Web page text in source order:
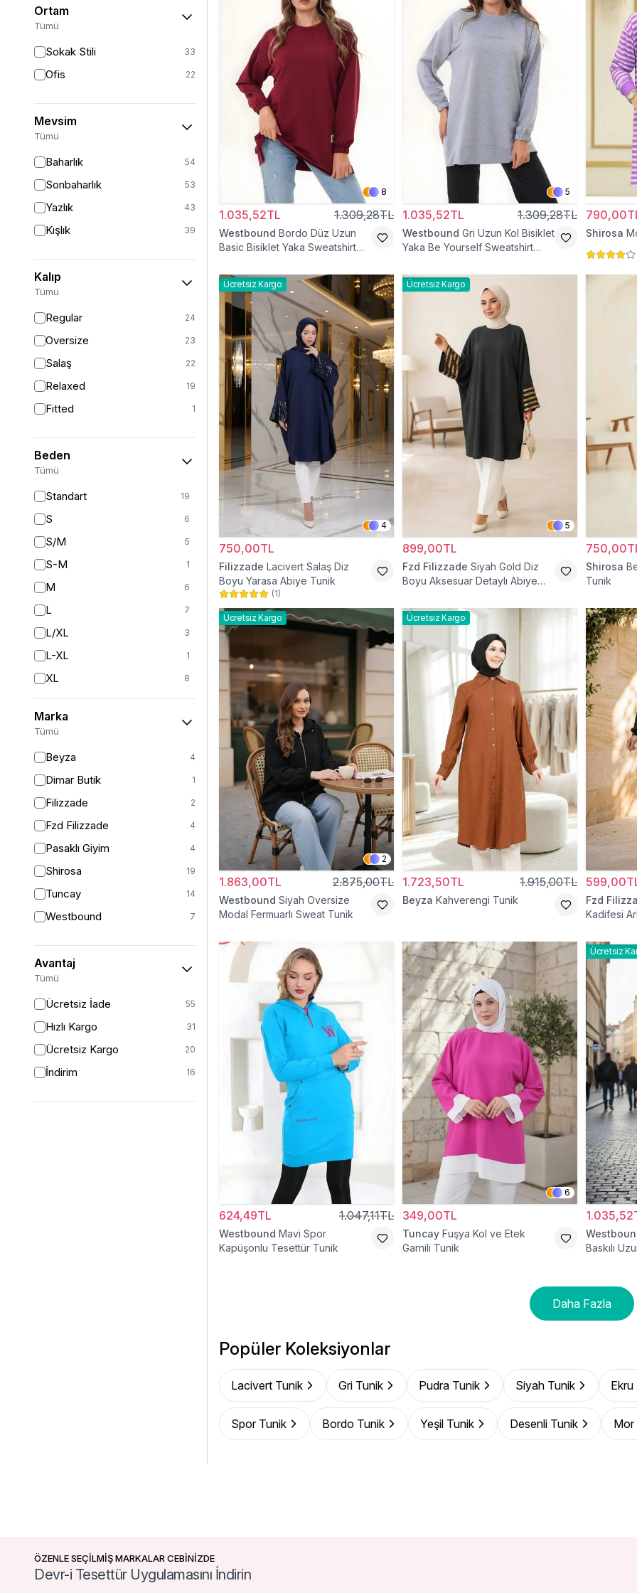
3
Gümüş
Ortam
Tümü
Sokak Stili 33
Ofis 22
Mevsim
Tümü
Baharlık 54
Sonbaharlık 53
Yazlık 43
Kışlık 39
Kalıp
Tümü
Regular 24
Oversize 23
Salaş 22
Relaxed 19
Fitted 1
Beden
Tümü
Standart 19
S 6
S/M 5
S-M 1
M 6
L 7
L/XL 3
L-XL 1
XL 8
2XL 7
XXLLNG 1
46 7
46/48
48
50
Marka
Tümü
Beyza 4
Dimar Butik 1
Filizzade 2
Fzd Filizzade 4
Pasaklı Giyim 4
Shirosa 19
Tuncay 14
Westbound 7
Avantaj
Tümü
Ücretsiz İade 55
Hızlı Kargo 31
Ücretsiz Kargo 20
İndirim 16
8
1.035,52TL 1.309,28TL
Westbound Bordo Düz Uzun
Basic Bisiklet Yaka Sweatshirt
5
1.035,52TL 1.309,28TL
Westbound Gri Uzun Kol Bisiklet
Yaka Be Yourself Sweatshirt
Shirosa
Ücretsiz Kargo
4
750,00TL
Filizzade Lacivert Salaş Diz
Boyu Yarasa Abiye Tunik
(1)
Ücretsiz Kargo
5
899,00TL
Fzd Filizzade Siyah Gold Diz
Boyu Aksesuar Detaylı Abiye
Shirosa
Tunik
Ücretsiz Kargo
2
1.863,00TL 2.875,00TL
Westbound Siyah Oversize
Modal Fermuarlı Sweat Tunik
Ücretsiz Kargo
1.723,50TL 1.915,00TL
Beyza Kahverengi Tunik
Fzd
Kadifesi
624,49TL 1.047,11TL
Westbound Mavi Spor
Kapüşonlu Tesettür Tunik
6
349,00TL
Tuncay Fuşya Kol ve Etek
Garnili Tunik
Ücretsiz
Baskılı
Daha Fazla
Popüler Koleksiyonlar
Lacivert Tunik Gri Tunik Pudra Tunik Siyah Tunik Ekru
Spor Tunik Bordo Tunik Yeşil Tunik Desenli Tunik Mor
ÖZENLE SEÇİLMİŞ MARKALAR CEBİNİZDE
Devr-i Tesettür Uygulamasını İndirin